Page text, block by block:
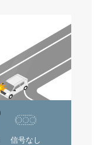
信号なし